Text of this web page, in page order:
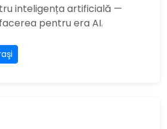
inteligența artificială —
pentru era AI.